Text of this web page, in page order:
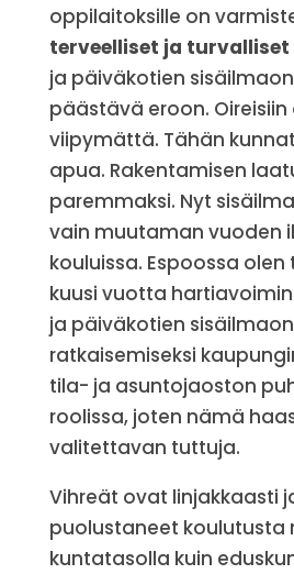
oppilaitoksille on
terveelliset ja
ja päiväkotien
päästävä eroon.
viipymättä. Tähän
apua. Rakentamisen
paremmaksi. Nyt
vain muutaman vuoden
kouluissa. Espoossa
kuusi vuotta
ja päiväkotien
ratkaisemiseksi
tila- ja asuntojaoston
roolissa, joten nämä
valitettavan tuttuja.
Vihreät ovat linjakkaasti
puolustaneet koulutusta
kuntatasolla kuin